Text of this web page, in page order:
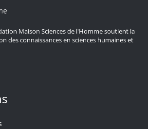
Maison Sciences de l'Homme soutient la
des connaissances en sciences humaines et